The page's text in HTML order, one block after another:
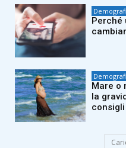
Perché
Mare o
la
consigli